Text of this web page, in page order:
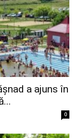
a ajuns în
0